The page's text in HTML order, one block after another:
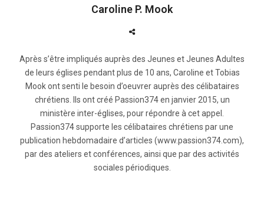
Caroline P. Mook
Après s’être impliqués auprès des Jeunes et Jeunes Adultes
de leurs églises pendant plus de 10 ans, Caroline et Tobias
Mook ont senti le besoin d’oeuvrer auprès des célibataires
chrétiens. Ils ont créé Passion374 en janvier 2015, un
ministère inter-églises, pour répondre à cet appel.
Passion374 supporte les célibataires chrétiens par une
publication hebdomadaire d’articles (www.passion374.com),
par des ateliers et conférences, ainsi que par des activités
sociales périodiques.